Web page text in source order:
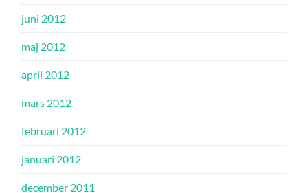
juni 2012
maj 2012
april 2012
mars 2012
februari 2012
januari 2012
december 2011